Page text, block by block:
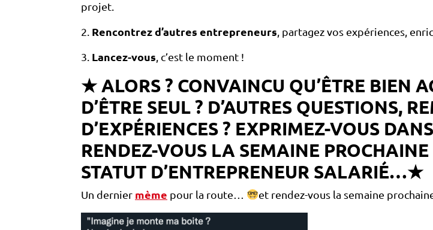
projet.
2. Rencontrez d’autres entrepreneurs , partagez vos expériences,
3. Lancez-vous , c’est le moment !
★ ALORS ? CONVAINCU QU’ÊTRE BIEN
D’ÊTRE SEUL ? D’AUTRES QUESTIONS,
D’EXPÉRIENCES ? EXPRIMEZ-VOUS
RENDEZ-VOUS LA SEMAINE
STATUT D’ENTREPRENEUR SALARIÉ…★
Un dernier mème pour la route… et rendez-vous la semaine